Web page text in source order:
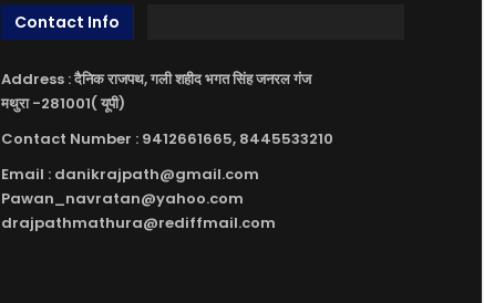
Contact Info
Address : दैनिक राजपथ, गली शहीद भगत सिंह जनरल गंज
मथुरा -281001( यूपी)
Contact Number : 9412661665, 8445533210
Email : danikrajpath@gmail.com
Pawan_navratan@yahoo.com
drajpathmathura@rediffmail.com